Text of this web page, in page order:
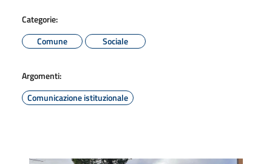
Categorie:
Comune
Sociale
Argomenti:
Comunicazione istituzionale